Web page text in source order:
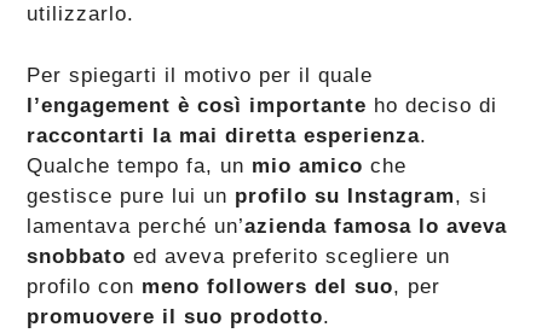
utilizzarlo.
Per spiegarti il motivo per il quale
l’engagement è così importante ho deciso di
raccontarti la mai diretta esperienza.
Qualche tempo fa, un mio amico che
gestisce pure lui un profilo su Instagram, si
lamentava perché un’azienda famosa lo aveva
snobbato ed aveva preferito scegliere un
profilo con meno followers del suo, per
promuovere il suo prodotto.